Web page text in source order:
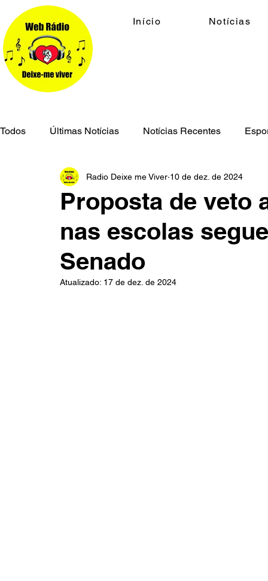
Início Notícias
Todos Últimas Notícias Notícias Recentes
Economia Cidades Meio Ambiente Geral
Segurança Pública
Proposta de veto
nas escolas
Senado
Radio Deixe me Viver 10 de dez. de 2024
Atualizado: 17 de dez. de 2024